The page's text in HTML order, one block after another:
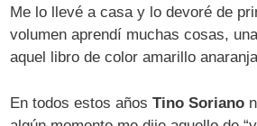
Me lo llevé a casa y lo devoré de
volumen aprendí muchas cosas,
aquel libro de color amarillo
En todos estos años Tino Soriano